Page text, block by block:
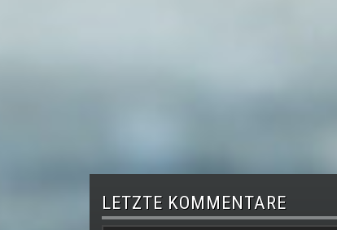
LETZTE KOMMENTARE